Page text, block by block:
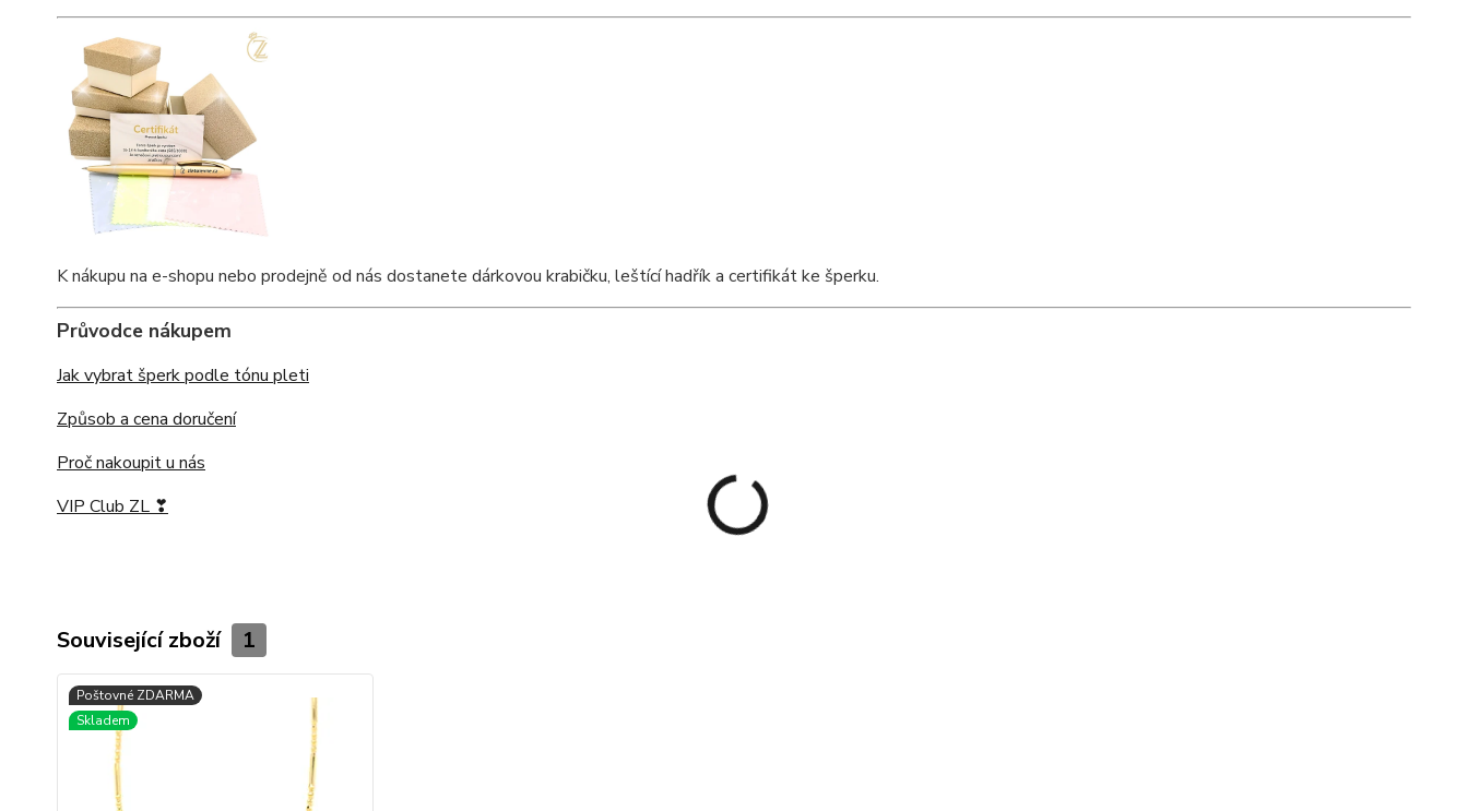
K nákupu na e-shopu nebo prodejně od nás dostanete dárkovou krabičku, leštící hadřík a certifikát ke šperku.
Průvodce nákupem
Jak vybrat šperk podle tónu pleti
Způsob a cena doručení
Proč nakoupit u nás
VIP Club ZL ❣
Související zboží 1